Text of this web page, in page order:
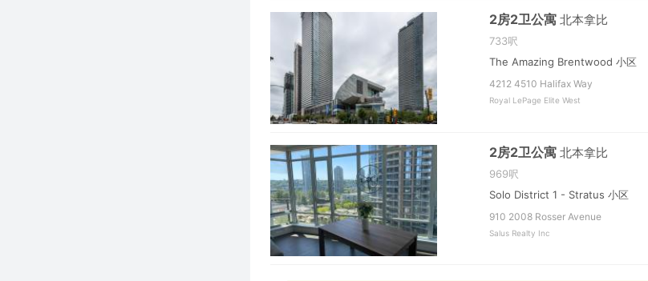
2房2卫公寓北本拿比
733呎
The Amazing Brentwood 小区
4212 4510 Halifax Way
Royal LePage Elite West
2房2卫公寓北本拿比
969呎
Solo District 1 - Stratus 小区
910 2008 Rosser Avenue
Salus Realty Inc